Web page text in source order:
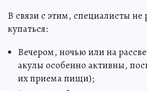
В связи с этим, специалисты
купаться:
Вечером, ночью или на
акулы особенно активны,
их приема пищи);